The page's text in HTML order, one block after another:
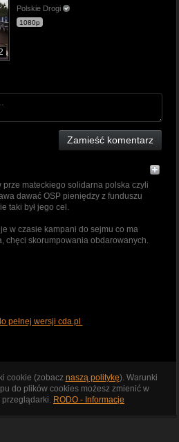
Polskie Drogi
1080p
Zamieść komentarz
prze mateckiego solidarna polska czyli
dawać OSP pieniędzy z funduszu
taki był jego cel.
w czasie kampani do sejmu co ma
chęci skorumpowania obdarowanych.
pełnej wersji cda.pl
cookie (zobacz naszą politykę). Warunki
do plików cookies możesz zmienić w
przeglądarki. RODO - Informacje